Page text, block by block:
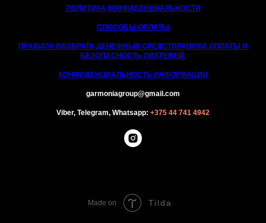
ПОЛИТИКА КОНФИДЕНЦИАЛЬНОСТИ
СПОСОБЫ ОПЛАТЫ
ПРАВИЛА ВОЗВРАТА ДЕНЕЖНЫХ СРЕДСТПРАВИЛА ОПЛАТЫ И
БЕЗОПАСНОСТЬ ПЛАТЕЖЕЙ,
КОНФИДЕНЦИАЛЬНОСТЬ ИНФОРМАЦИИ
garmoniagroup@gmail.com
Viber, Telegram, Whatsapp: +375 44 741 4942
Made on Tilda